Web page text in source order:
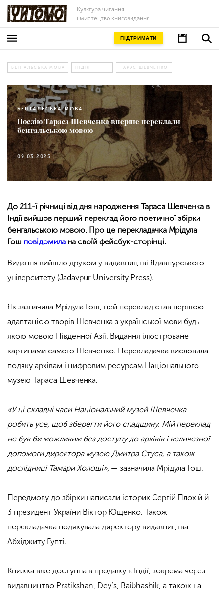
Культура читання
і мистецтво книговидання
ПІДТРИМАТИ
БЕНГАЛЬСЬКА МОВА ІНДІЯ ТАРАС ШЕВЧЕНКО
БЕНГАЛЬСЬКА МОВА
Поезію Тараса Шевченка вперше переклали
бенгальською мовою
09.03.2025
До 211-ї річниці від дня народження Тараса Шевченка в
Індії вийшов перший переклад його поетичної збірки
бенгальською мовою. Про це перекладачка Мрідула
Гош повідомила на своїй фейсбук-сторінці.
Видання вийшло друком у видавництві Ядавпурського
університету (Jadavpur University Press).
Як зазначила Мрідула Гош, цей переклад став першою
адаптацією творів Шевченка з української мови будь-
якою мовою Південної Азії. Видання ілюстроване
картинами самого Шевченко. Перекладачка висловила
подяку архівам і цифровим ресурсам Національного
музею Тараса Шевченка.
«У ці складні часи Національний музей Шевченка
робить усе, щоб зберегти його спадщину. Мій переклад
не був би можливим без доступу до архівів і величезної
допомоги директора музею Дмитра Стуса, а також
дослідниці Тамари Холоші», — зазначила Мрідула Гош.
Передмову до збірки написали історик Сергій Плохій й
3 президент України Віктор Ющенко. Також
перекладачка подякувала директору видавництва
Абхіджиту Гупті.
Книжка вже доступна в продажу в Індії, зокрема через
видавництво Pratikshan, Dey’s, Baibhashik, а також на